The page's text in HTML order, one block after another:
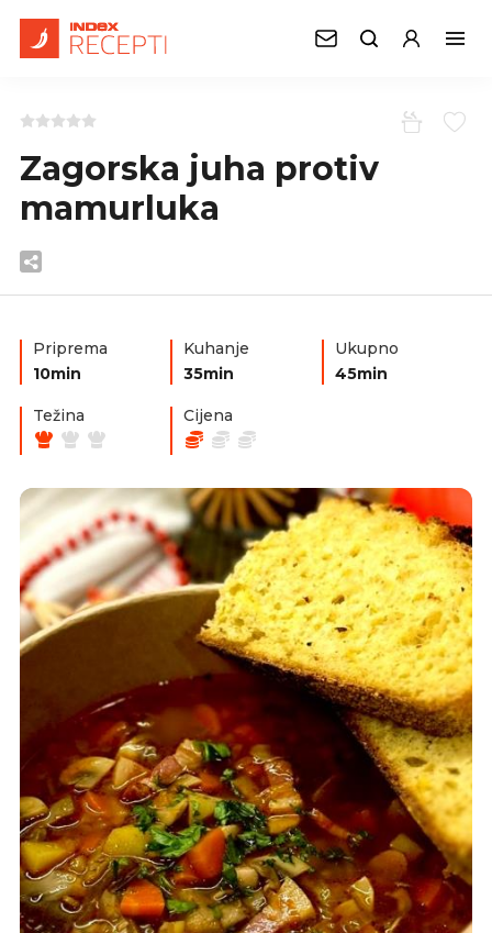
Zagorska juha protiv
mamurluka
Priprema
10min
Kuhanje
35min
Ukupno
45min
Težina Cijena